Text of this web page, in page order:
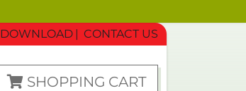
DOWNLOAD CONTACT US
SHOPPING CART